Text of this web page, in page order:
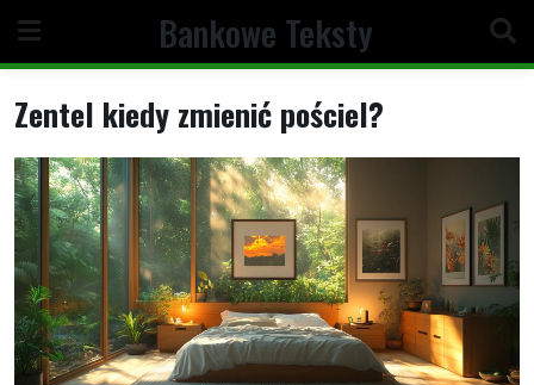
content
Bankowe Teksty
Zentel kiedy zmienić pościel?